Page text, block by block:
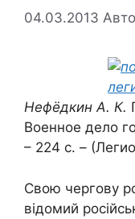
04.03.2013
Нефёдкин А. К.
Военное дело
– 224 с. –
Свою чергову
відомий